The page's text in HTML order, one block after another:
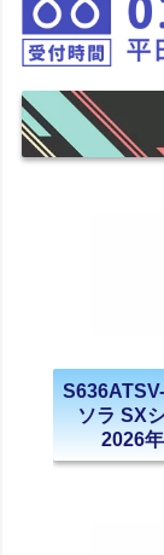
ソラ SX
2026